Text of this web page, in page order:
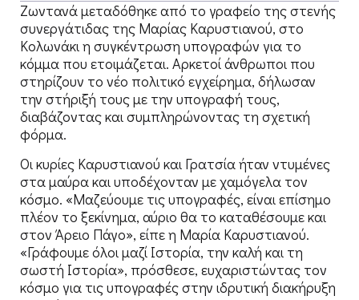
Ζωντανά μεταδόθηκε από το γραφείο της στενής
συνεργάτιδας της Μαρίας Καρυστιανού, στο
Κολωνάκι η συγκέντρωση υπογραφών για το
κόμμα που ετοιμάζεται. Αρκετοί άνθρωποι που
στηρίζουν το νέο πολιτικό εγχείρημα, δήλωσαν
την στήριξή τους με την υπογραφή τους,
διαβάζοντας και συμπληρώνοντας τη σχετική
φόρμα.
Οι κυρίες Καρυστιανού και Γρατσία ήταν ντυμένες
στα μαύρα και υποδέχονταν με χαμόγελα τον
κόσμο. «Μαζεύουμε τις υπογραφές, είναι επίσημο
πλέον το ξεκίνημα, αύριο θα το καταθέσουμε και
στον Άρειο Πάγο», είπε η Μαρία Καρυστιανού.
«Γράφουμε όλοι μαζί Ιστορία, την καλή και τη
σωστή Ιστορία», πρόσθεσε, ευχαριστώντας τον
κόσμο για τις υπογραφές στην ιδρυτική διακήρυξη